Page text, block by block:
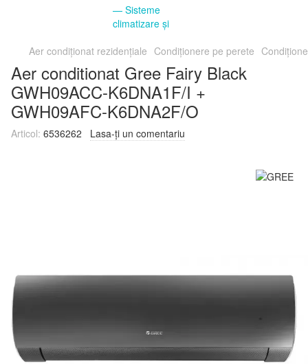
Aer condiționat rezidențiale Condiționere pe perete
Aer conditionat Gree Fairy Black
GWH09ACC-K6DNA1F/I +
GWH09AFC-K6DNA2F/O
Articol: 6536262 Lasa-ți un comentariu